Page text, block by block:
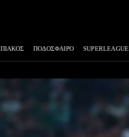
ΠΟΔΟΣΦΑΙΡΟ SUPERLEAGUE